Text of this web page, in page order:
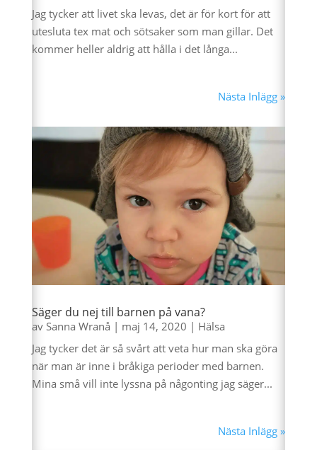
Jag tycker att livet ska levas, det är för kort för att
utesluta tex mat och sötsaker som man gillar. Det
kommer heller aldrig att hålla i det långa...
Nästa Inlägg »
Säger du nej till barnen på vana?
av Sanna Wranå | maj 14, 2020 | Hälsa
Jag tycker det är så svårt att veta hur man ska göra
när man är inne i bråkiga perioder med barnen.
Mina små vill inte lyssna på någonting jag säger...
Nästa Inlägg »